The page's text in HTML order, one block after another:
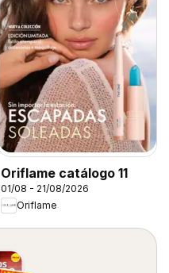
Oriflame catálogo 11
01/08 - 21/08/2026
Oriflame